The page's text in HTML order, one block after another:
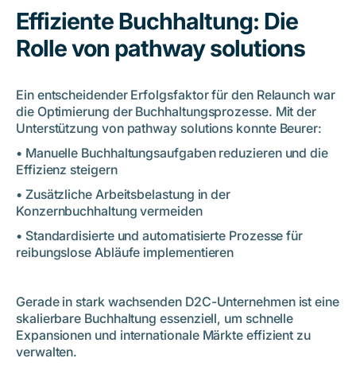
Effiziente Buchhaltung: Die
Rolle von pathway solutions
Ein entscheidender Erfolgsfaktor für den Relaunch war
die Optimierung der Buchhaltungsprozesse. Mit der
Unterstützung von pathway solutions konnte Beurer:
• Manuelle Buchhaltungsaufgaben reduzieren und die
Effizienz steigern
• Zusätzliche Arbeitsbelastung in der
Konzernbuchhaltung vermeiden
• Standardisierte und automatisierte Prozesse für
reibungslose Abläufe implementieren
Gerade in stark wachsenden D2C-Unternehmen ist eine
skalierbare Buchhaltung essenziell, um schnelle
Expansionen und internationale Märkte effizient zu
verwalten.